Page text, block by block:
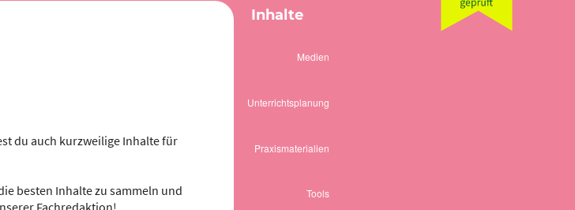
du auch kurzweilige Inhalte für
besten Inhalte zu sammeln und
Fachredaktion!
Inhalte